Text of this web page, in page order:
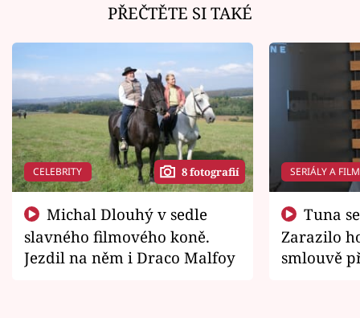
PŘEČTĚTE SI TAKÉ
CELEBRITY 8 fotografií
slavného filmového koně.
Jezdil na něm i Draco Malfoy
SERIÁLY A
Zarazilo
smlouvě